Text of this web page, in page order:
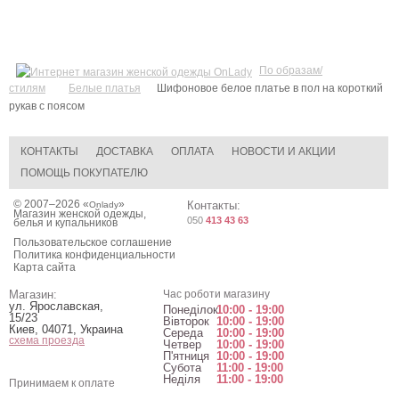
По образам/
стилям
Белые платья
Шифоновое белое платье в пол на короткий
рукав c поясом
КОНТАКТЫ ДОСТАВКА ОПЛАТА
НОВОСТИ И АКЦИИ
ПОМОЩЬ ПОКУПАТЕЛЮ
© 2007–2026 «Onlady»
Магазин женской одежды,
белья и купальников
Пользовательское соглашение
Политика конфиденциальности
Карта сайта
Контакты:
050 413 43 63
Магазин:
ул. Ярославская,
15/23
Киев 04071 Украина
схема проезда
Час роботи магазину
Понеділок10:00 - 19:00
Вівторок 10:00 - 19:00
Середа
10:00 - 19:00
Четвер
10:00 - 19:00
П'ятниця 10:00 - 19:00
Субота
11:00 - 19:00
Неділя
11:00 - 19:00
Принимаем к оплате